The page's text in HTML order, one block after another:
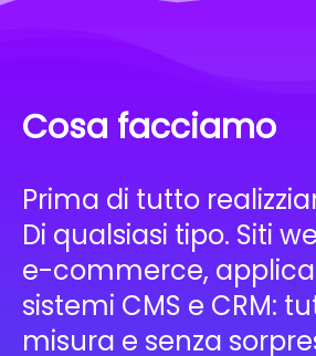
Cosa facciamo
Prima di tutto
Di qualsiasi tipo. Siti
e-commerce,
sistemi CMS e CRM:
misura e senza